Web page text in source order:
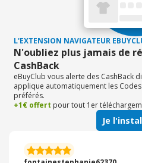
L'EXTENSION NAVIGATEUR
N'oubliez plus jamais de
CashBack
eBuyClub vous alerte des CashBack
applique automatiquement les
préférés.
+1€ offert pour tout 1er
Je